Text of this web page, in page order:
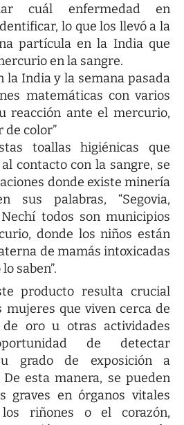
cuál enfermedad en
lo que los llevó a la
partícula en la India que
en la sangre.
la India y la semana pasada
matemáticas con varios
reacción ante el mercurio,
de color”
toallas higiénicas que
contacto con la sangre, se
donde existe minería
sus palabras, “Segovia,
Nechí todos son municipios
donde los niños están
de mamás intoxicadas
saben”.
producto resulta crucial
mujeres que viven cerca de
oro u otras actividades
de detectar
grado de exposición a
esta manera, se pueden
graves en órganos vitales
riñones o el corazón,